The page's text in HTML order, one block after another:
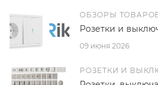
ОБЗОРЫ
09 июня 2026
Розетки и
РОЗЕТКИ И